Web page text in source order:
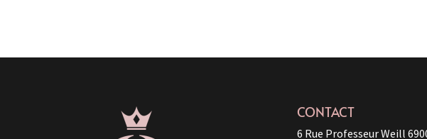
CONTACT
6 Rue Professeur Weill